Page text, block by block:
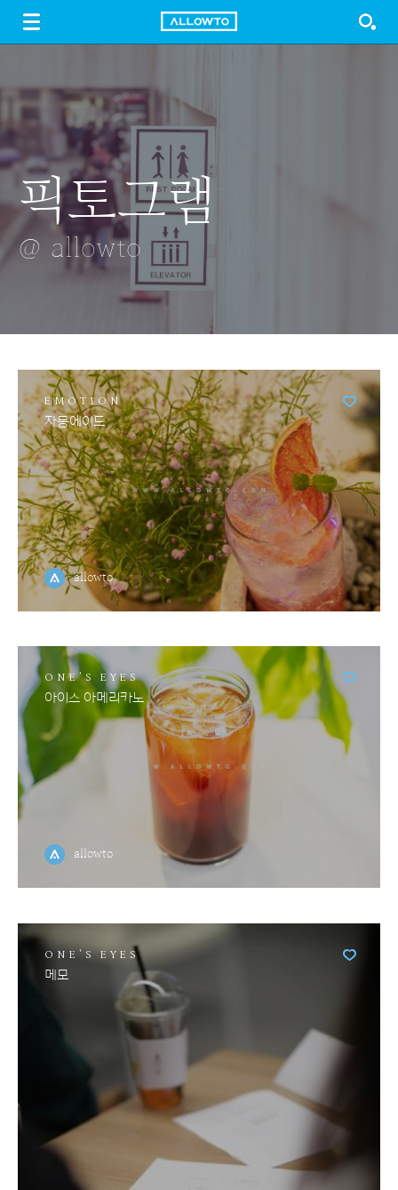
FREE DOWNLOAD GUIDE
픽토그램
@ allowto
말벌과 도넛
@ allowto
BALL
JOINTED
DOLL
창문
@ allowto
장미
@ allowto
EMOTION
자몽에이드
allowto
ONE'S EYES
아이스 아메리카노
allowto
ONE'S EYES
메모